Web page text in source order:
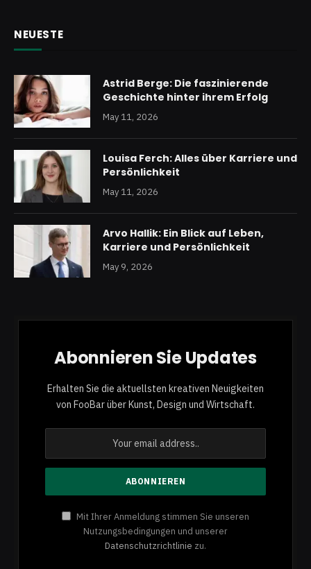
NEUESTE
Astrid Berge: Die faszinierende
Geschichte hinter ihrem Erfolg
May 11, 2026
Louisa Ferch: Alles über Karriere und
Persönlichkeit
May 11, 2026
Arvo Hallik: Ein Blick auf Leben,
Karriere und Persönlichkeit
May 9, 2026
Abonnieren Sie Updates
Erhalten Sie die aktuellsten kreativen Neuigkeiten
von FooBar über Kunst, Design und Wirtschaft.
Mit Ihrer Anmeldung stimmen Sie unseren
Nutzungsbedingungen und unserer
Datenschutzrichtlinie zu.